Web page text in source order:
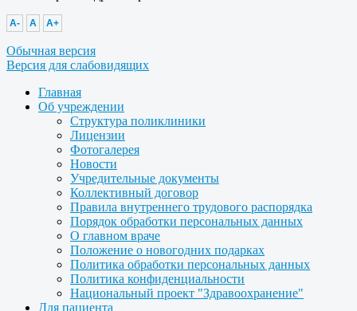
A- A A+
Обычная версия
Версия для слабовидящих
Главная
Об учреждении
Структура поликлиники
Лицензии
Фотогалерея
Новости
Учредительные документы
Коллективный договор
Правила внутреннего трудового распорядка
Порядок обработки персональных данных
О главном враче
Положение о новогодних подарках
Политика обработки персональных данных
Политика конфиденциальности
Национальный проект "Здравоохранение"
Для пациента